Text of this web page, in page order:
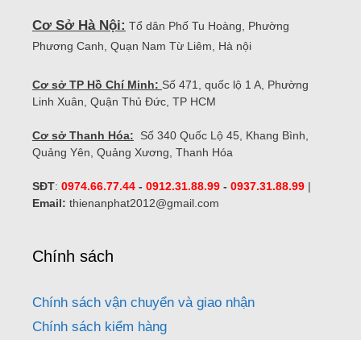
Cơ Sở Hà Nội: Tổ dân Phố Tu Hoàng, Phường
Phương Canh, Quạn Nam Từ Liêm, Hà nội
Cơ sở TP Hồ Chí Minh: Số 471, quốc lộ 1 A, Phường
Linh Xuân, Quận Thủ Đức, TP HCM
Cơ sở Thanh Hóa: Số 340 Quốc Lộ 45, Khang Bình,
Quảng Yên, Quảng Xương, Thanh Hóa
SĐT: 0974.66.77.44 - 0912.31.88.99 - 0937.31.88.99 |
Email: thienanphat2012@gmail.com
Chính sách
Chính sách vận chuyển và giao nhận
Chính sách kiểm hàng